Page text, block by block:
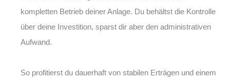
kompletten Betrieb deiner Anlage. Du behältst die Kontrolle
über deine Investition, sparst dir aber den administrativen
Aufwand.
So profitierst du dauerhaft von stabilen Erträgen und einem